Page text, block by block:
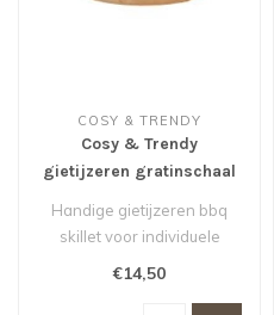
COSY & TRENDY
Cosy & Trendy
gietijzeren gratinschaal
Handige gietijzeren bbq
skillet voor individuele
€14,50